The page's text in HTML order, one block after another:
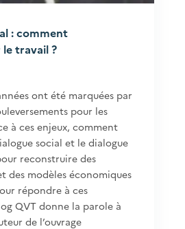
: comment
travail ?
ont été marquées par
pour les
à ces enjeux, comment
social et le dialogue
reconstruire des
des modèles économiques
répondre à ces
QVT donne la parole à
de l’ouvrage